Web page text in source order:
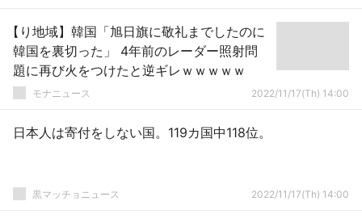
【り地域】韓国「旭日旗に敬礼までしたのに
韓国を裏切った」 4年前のレーダー照射問
題に再び火をつけたと逆ギレｗｗｗｗｗ
モナニュース 2022/11/17(Th) 14:00
日本人は寄付をしない国。119カ国中118位。
黒マッチョニュース 2022/11/17(Th) 14:00